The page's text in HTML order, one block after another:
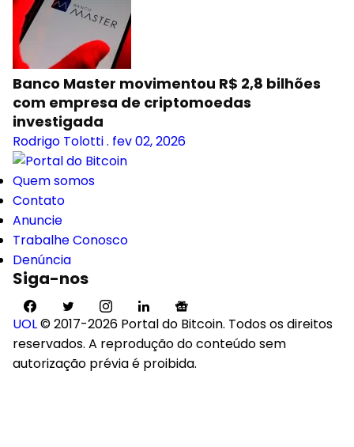
Banco Master movimentou R$ 2,8 bilhões
com empresa de criptomoedas
investigada
Rodrigo Tolotti. fev 02, 2026
Quem somos
Contato
Anuncie
Trabalhe Conosco
Denúncia
Siga-nos
UOL© 2017-2026 Portal do Bitcoin. Todos os direitos
reservados. A reprodução do conteúdo sem
autorização prévia é proibida.